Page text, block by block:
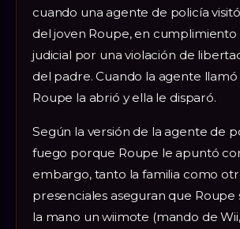
cuando una agente de policía
del joven Roupe, en
judicial por una violación de
del padre. Cuando la agente
Roupe la abrió y ella le disparó.
Según la versión de la agente de
fuego porque Roupe le apuntó
embargo, tanto la familia como
presenciales aseguran que Roupe
la mano un wiimote (mando de